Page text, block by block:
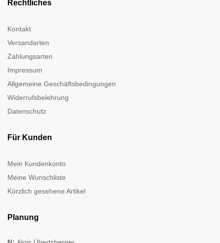
Rechtliches
Kontakt
Versandarten
Zahlungsarten
Impressum
Allgemeine Geschäftsbedingungen
Widerrufsbelehrung
Datenschutz
Für Kunden
Mein Kundenkonto
Meine Wunschliste
Kürzlich gesehene Artikel
Planung